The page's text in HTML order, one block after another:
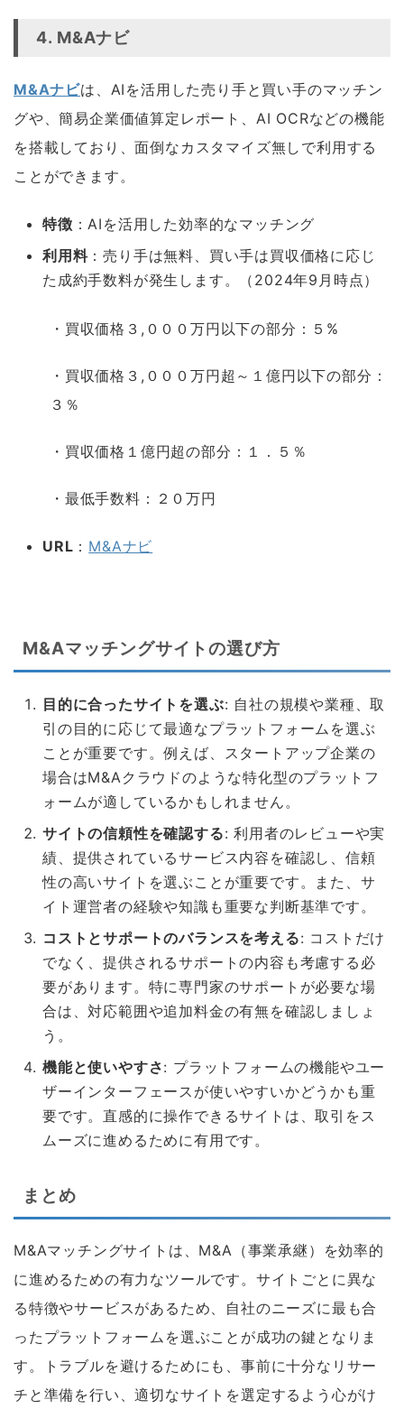
4. M&Aナビ
M&Aナビは、AIを活用した売り手と買い手のマッチン
グや、簡易企業価値算定レポート、AI OCRなどの機能
を搭載しており、面倒なカスタマイズ無しで利用する
ことができます。
特徴 ：AIを活用した効率的なマッチング
利用料：売り手は無料、買い手は買収価格に応じ
た成約手数料が発生します。（2024年9月時点）
・買収価格３,０００万円以下の部分：５%
・買収価格３,０００万円超～１億円以下の部分：
３％
・買収価格１億円超の部分：１．５％
・最低手数料：２０万円
URL ： M&Aナビ
M&Aマッチングサイトの選び方
目的に合ったサイトを選ぶ: 自社の規模や業種、取
引の目的に応じて最適なプラットフォームを選ぶ
ことが重要です。例えば、スタートアップ企業の
場合はM&Aクラウドのような特化型のプラットフ
ォームが適しているかもしれません。
サイトの信頼性を確認する: 利用者のレビューや実
績、提供されているサービス内容を確認し、信頼
性の高いサイトを選ぶことが重要です。また、サ
イト運営者の経験や知識も重要な判断基準です。
コストとサポートのバランスを考える: コストだけ
でなく、提供されるサポートの内容も考慮する必
要があります。特に専門家のサポートが必要な場
合は、対応範囲や追加料金の有無を確認しましょ
う。
機能と使いやすさ: プラットフォームの機能やユー
ザーインターフェースが使いやすいかどうかも重
要です。直感的に操作できるサイトは、取引をス
ムーズに進めるために有用です。
まとめ
M&Aマッチングサイトは、M&A（事業承継）を効率的
に進めるための有力なツールです。サイトごとに異な
る特徴やサービスがあるため、自社のニーズに最も合
ったプラットフォームを選ぶことが成功の鍵となりま
す。トラブルを避けるためにも、事前に十分なリサー
チと準備を行い、適切なサイトを選定するよう心がけ